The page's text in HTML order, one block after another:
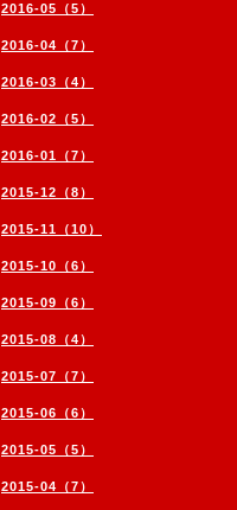
2016-05（5）
2016-04（7）
2016-03（4）
2016-02（5）
2016-01（7）
2015-12（8）
2015-11（10）
2015-10（6）
2015-09（6）
2015-08（4）
2015-07（7）
2015-06（6）
2015-05（5）
2015-04（7）